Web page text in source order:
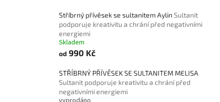
Stříbrný přívěsek se sultanitem Aylin Sultanit
podporuje kreativitu a chrání před negativními
energiemi
Skladem
od 990 Kč
STŘÍBRNÝ PŘÍVĚSEK SE SULTANITEM MELISA
Sultanit podporuje kreativitu a chrání před
negativními energiemi